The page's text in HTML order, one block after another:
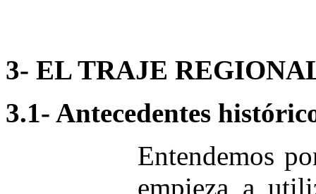
3- EL TRAJE
3.1- Antecedentes
Entendemos
empieza a